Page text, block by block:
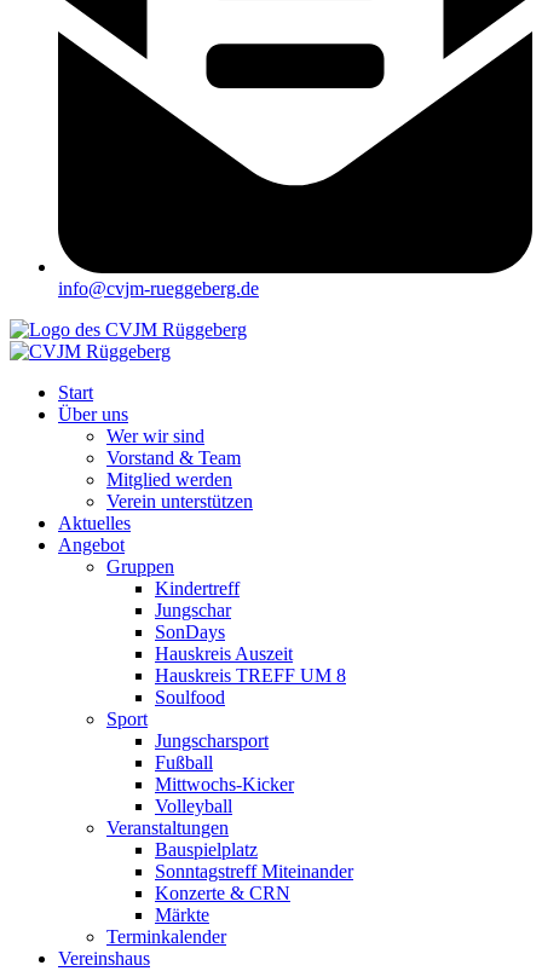
info@cvjm-rueggeberg.de
Start
Über uns
Wer wir sind
Vorstand & Team
Mitglied werden
Verein unterstützen
Aktuelles
Angebot
Gruppen
Kindertreff
Jungschar
SonDays
Hauskreis Auszeit
Hauskreis TREFF UM 8
Soulfood
Sport
Jungscharsport
Fußball
Mittwochs-Kicker
Volleyball
Veranstaltungen
Bauspielplatz
Sonntagstreff Miteinander
Konzerte & CRN
Märkte
Terminkalender
Vereinshaus